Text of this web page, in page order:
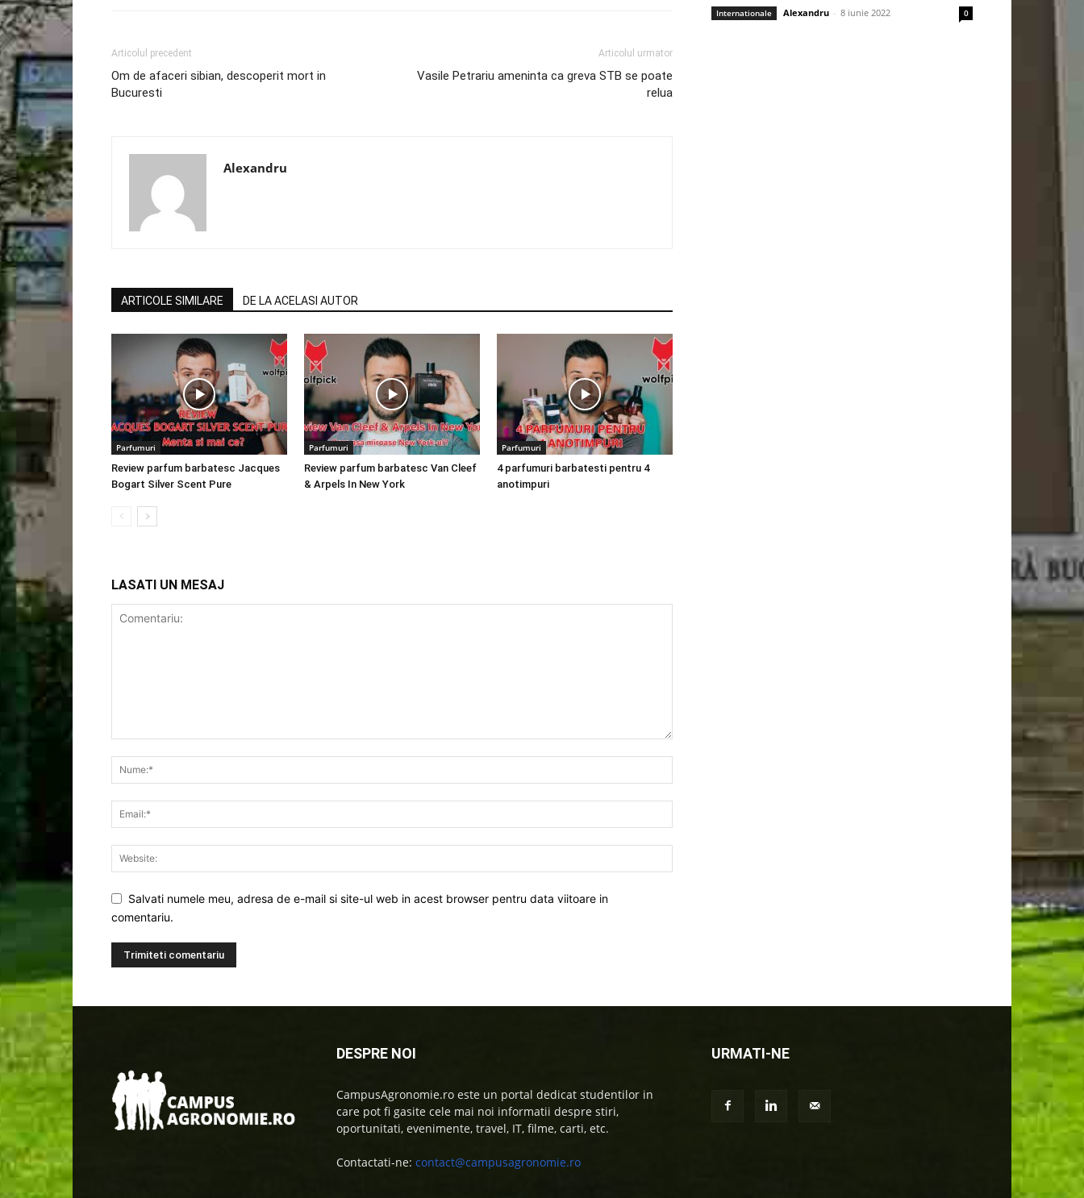
Articolul precedent
Om de afaceri sibian, descoperit mort in
Bucuresti
Articolul urmator
Vasile Petrariu ameninta ca greva STB se poate
relua
Alexandru
ARTICOLE SIMILARE DE LA ACELASI AUTOR
Parfumuri
Review parfum barbatesc Jacques
Bogart Silver Scent Pure
Parfumuri
Review parfum barbatesc Van Cleef
& Arpels In New York
Parfumuri
4 parfumuri barbatesti pentru 4
anotimpuri
LASATI UN MESAJ
Salvati numele meu, adresa de e-mail si site-ul web in acest browser pentru data viitoare in
comentariu.
Internationale Alexandru - 8 iunie 2022 0
DESPRE NOI
CampusAgronomie.ro este un portal dedicat studentilor in
care pot fi gasite cele mai noi informatii despre stiri,
oportunitati, evenimente, travel, IT, filme, carti, etc.
Contactati-ne: contact@campusagronomie.ro
URMATI-NE